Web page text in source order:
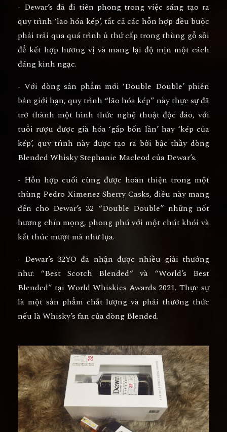
- Dewar’s đã đi tiên phong trong việc sáng tạo ra
quy trình ‘lão hóa kép’, tất cả các hỗn hợp đều buộc
phải trải qua quá trình ủ thứ cấp trong thùng gỗ sồi
để kết hợp hương vị và mang lại độ mịn một cách
đáng kinh ngạc.
- Với dòng sản phẩm mới ‘Double Double’ phiên
bản giới hạn, quy trình “lão hóa kép” này thực sự đã
trở thành một hình thức nghệ thuật độc đáo, với
tuổi rượu được già hóa ‘gấp bốn lần’ hay ‘kép của
kép’, quy trình này được tạo ra bởi bậc thầy dòng
Blended Whisky Stephanie Macleod của Dewar’s.
- Hỗn hợp cuối cùng được hoàn thiện trong một
thùng Pedro Ximenez Sherry Casks, điều này mang
đến cho Dewar’s 32 “Double Double” những nốt
hương chín mọng, phong phú với một chút khói và
kết thúc mượt mà như lụa.
- Dewar’s 32YO đã nhận được nhiều giải thưởng
như: “Best Scotch Blended“ và “World’s Best
Blended” tại World Whiskies Awards 2021. Thực sự
là một sản phẩm chất lượng và phải thưởng thức
nếu là Whisky’s fan của dòng Blended.